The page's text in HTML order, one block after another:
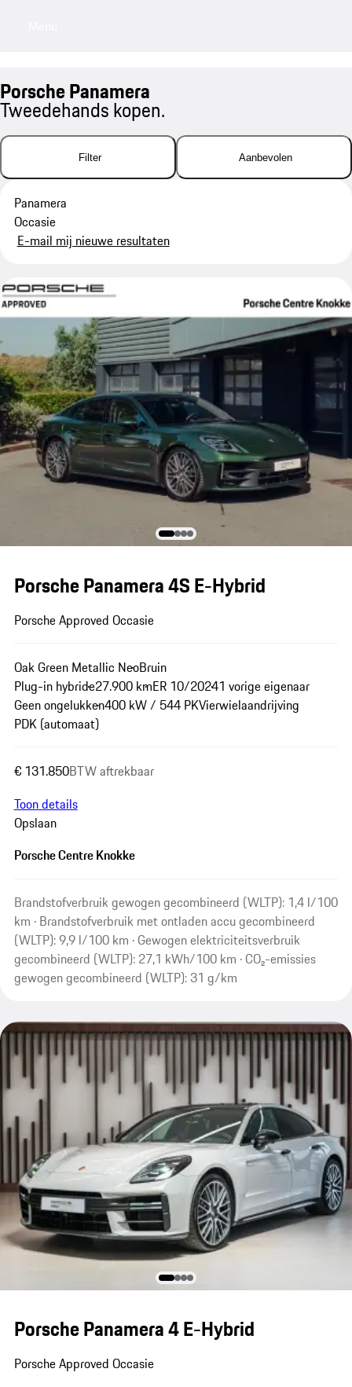
Porsche Panamera
Tweedehands kopen.
Filter Aanbevolen
Panamera
Occasie
E-mail mij nieuwe resultaten
Porsche Panamera 4S E-Hybrid
Porsche Approved Occasie
Oak Green Metallic NeoBruin
Plug-in hybride27.900 kmER 10/20241 vorige eigenaar
Geen ongelukken400 kW / 544 PKVierwielaandrijving
PDK (automaat)
€ 131.850BTW aftrekbaar
Toon details
Opslaan
Porsche Centre Knokke
Brandstofverbruik gewogen gecombineerd (WLTP): 1,4 l/100
km · Brandstofverbruik met ontladen accu gecombineerd
(WLTP): 9,9 l/100 km · Gewogen elektriciteitsverbruik
gecombineerd (WLTP): 27,1 kWh/100 km · CO₂-emissies
gewogen gecombineerd (WLTP): 31 g/km
Porsche Panamera 4 E-Hybrid
Porsche Approved Occasie